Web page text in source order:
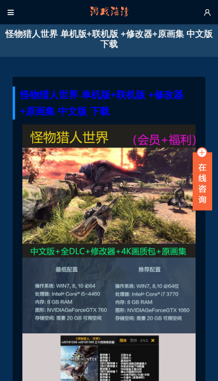
 
怪物猎人世界 单机版+联机版 +修改器+原画集 中文版
下载
怪物猎人世界 单机版+联机版 +修改器
+原画集 中文版 下载